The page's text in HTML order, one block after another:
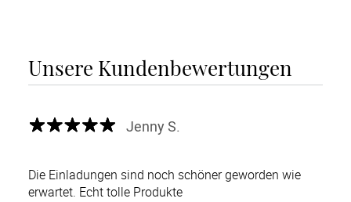
Unsere Kundenbewertungen
Jenny S.
Die Einladungen sind noch schöner geworden wie
erwartet. Echt tolle Produkte